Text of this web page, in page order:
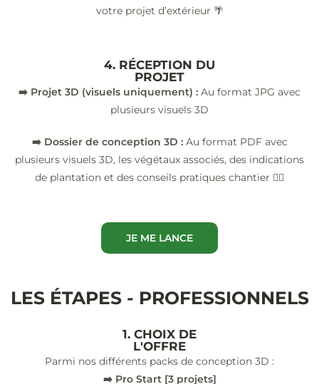
votre projet d’extérieur 🌴
4. RÉCEPTION DU
PROJET
➡️ Projet 3D (visuels uniquement) : Au format JPG avec
plusieurs visuels 3D
➡️ Dossier de conception 3D :Au format PDF avec
plusieurs visuels 3D, les végétaux associés, des indications
de plantation et des conseils pratiques chantier 👷‍♂️
JE ME LANCE
LES ÉTAPES - PROFESSIONNELS
1. CHOIX DE
L'OFFRE
Parmi nos différents packs de conception 3D :
➡️ Pro Start [3 projets]